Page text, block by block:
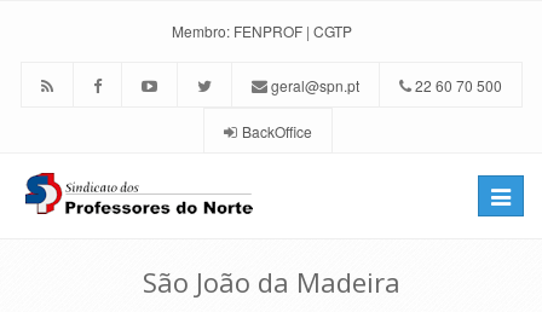
Membro: FENPROF | CGTP
geral@spn.pt 22 60 70 500
BackOffice
Toggle
São João da Madeira